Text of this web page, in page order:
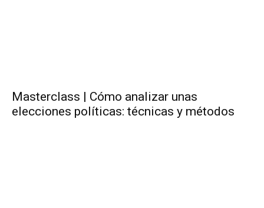
Masterclass | Cómo analizar unas
elecciones políticas: técnicas y métodos